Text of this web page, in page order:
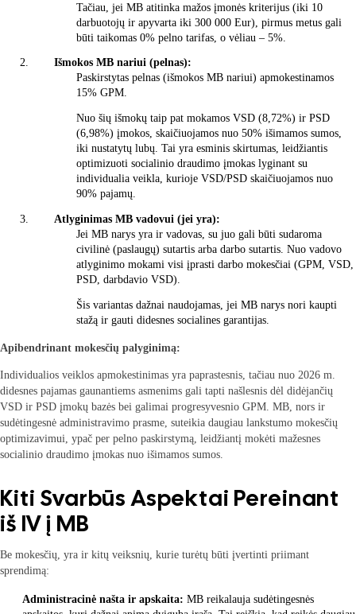
Tačiau, jei MB atitinka mažos įmonės kriterijus (iki 10
darbuotojų ir apyvarta iki 300 000 Eur), pirmus metus gali
būti taikomas 0% pelno tarifas, o vėliau – 5%.
Išmokos MB nariui (pelnas):
Paskirstytas pelnas (išmokos MB nariui) apmokestinamos
15% GPM.
Nuo šių išmokų taip pat mokamos VSD (8,72%) ir PSD
(6,98%) įmokos, skaičiuojamos nuo 50% išimamos sumos,
iki nustatytų lubų. Tai yra esminis skirtumas, leidžiantis
optimizuoti socialinio draudimo įmokas lyginant su
individualia veikla, kurioje VSD/PSD skaičiuojamos nuo
90% pajamų.
Atlyginimas MB vadovui (jei yra):
Jei MB narys yra ir vadovas, su juo gali būti sudaroma
civilinė (paslaugų) sutartis arba darbo sutartis. Nuo vadovo
atlyginimo mokami visi įprasti darbo mokesčiai (GPM, VSD,
PSD, darbdavio VSD).
Šis variantas dažnai naudojamas, jei MB narys nori kaupti
stažą ir gauti didesnes socialines garantijas.
Apibendrinant mokesčių palyginimą:
Individualios veiklos apmokestinimas yra paprastesnis, tačiau nuo 2026 m.
didesnes pajamas gaunantiems asmenims gali tapti našlesnis dėl didėjančių
VSD ir PSD įmokų bazės bei galimai progresyvesnio GPM. MB, nors ir
sudėtingesnė administravimo prasme, suteikia daugiau lankstumo mokesčių
optimizavimui, ypač per pelno paskirstymą, leidžiantį mokėti mažesnes
socialinio draudimo įmokas nuo išimamos sumos.
Kiti Svarbūs Aspektai Pereinant
iš IV į MB
Be mokesčių, yra ir kitų veiksnių, kurie turėtų būti įvertinti priimant
sprendimą:
Administracinė našta ir apskaita: MB reikalauja sudėtingesnės